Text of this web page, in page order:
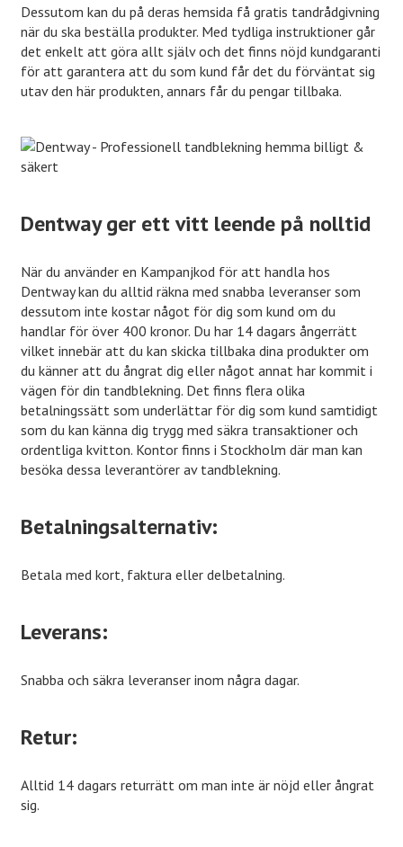
Dessutom kan du på deras hemsida få gratis tandrådgivning
när du ska beställa produkter. Med tydliga instruktioner går
det enkelt att göra allt själv och det finns nöjd kundgaranti
för att garantera att du som kund får det du förväntat sig
utav den här produkten, annars får du pengar tillbaka.
Dentway ger ett vitt leende på nolltid
När du använder en Kampanjkod för att handla hos
Dentway kan du alltid räkna med snabba leveranser som
dessutom inte kostar något för dig som kund om du
handlar för över 400 kronor. Du har 14 dagars ångerrätt
vilket innebär att du kan skicka tillbaka dina produkter om
du känner att du ångrat dig eller något annat har kommit i
vägen för din tandblekning. Det finns flera olika
betalningssätt som underlättar för dig som kund samtidigt
som du kan känna dig trygg med säkra transaktioner och
ordentliga kvitton. Kontor finns i Stockholm där man kan
besöka dessa leverantörer av tandblekning.
Betalningsalternativ:
Betala med kort, faktura eller delbetalning.
Leverans:
Snabba och säkra leveranser inom några dagar.
Retur:
Alltid 14 dagars returrätt om man inte är nöjd eller ångrat
sig.